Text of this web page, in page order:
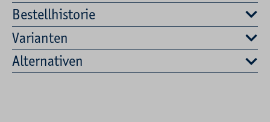
Bestellhistorie
Varianten
Alternativen